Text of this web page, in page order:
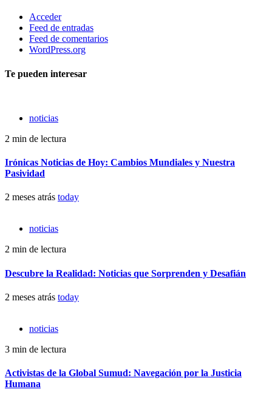
Acceder
Feed de entradas
Feed de comentarios
WordPress.org
Te pueden interesar
noticias
2 min de lectura
Irónicas Noticias de Hoy: Cambios Mundiales y Nuestra
Pasividad
2 meses atrás today
noticias
2 min de lectura
Descubre la Realidad: Noticias que Sorprenden y Desafián
2 meses atrás today
noticias
3 min de lectura
Activistas de la Global Sumud: Navegación por la Justicia
Humana